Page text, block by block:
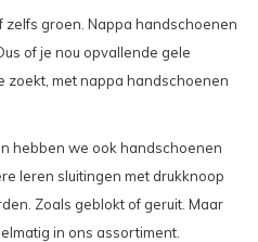
zelfs groen. Nappa handschoenen
of je nou opvallende gele
zoekt, met nappa handschoenen
hebben we ook handschoenen
leren sluitingen met drukknoop
Zoals geblokt of geruit. Maar
in ons assortiment.